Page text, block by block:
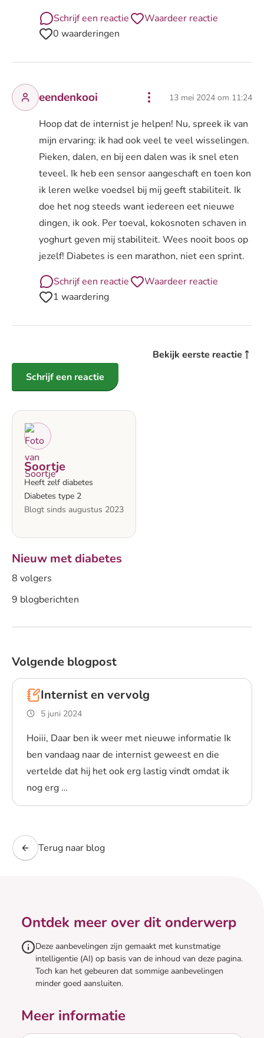
Schrijf een reactie
Waardeer reactie
0 waarderingen
eendenkooi 13 mei 2024 om 11:24
Hoop dat de internist je helpen! Nu, spreek ik van
mijn ervaring: ik had ook veel te veel wisselingen.
Pieken, dalen, en bij een dalen was ik snel eten
teveel. Ik heb een sensor aangeschaft en toen kon
ik leren welke voedsel bij mij geeft stabiliteit. Ik
doe het nog steeds want iedereen eet nieuwe
dingen, ik ook. Per toeval, kokosnoten schaven in
yoghurt geven mij stabiliteit. Wees nooit boos op
jezelf! Diabetes is een marathon, niet een sprint.
Schrijf een reactie
Waardeer reactie
1 waardering
Bekijk eerste reactie
Schrijf een reactie
Soortje
Heeft zelf diabetes
Diabetes type 2
Blogt sinds augustus 2023
Nieuw met diabetes
8 volgers
9 blogberichten
Volgende blogpost
Internist en vervolg
5 juni 2024
Hoiii, Daar ben ik weer met nieuwe informatie Ik
ben vandaag naar de internist geweest en die
vertelde dat hij het ook erg lastig vindt omdat ik
nog erg …
Lees blogpost
Terug naar blog
Ontdek meer over dit onderwerp
Deze aanbevelingen zijn gemaakt met kunstmatige
intelligentie (AI) op basis van de inhoud van deze pagina.
Toch kan het gebeuren dat sommige aanbevelingen
minder goed aansluiten.
Meer informatie